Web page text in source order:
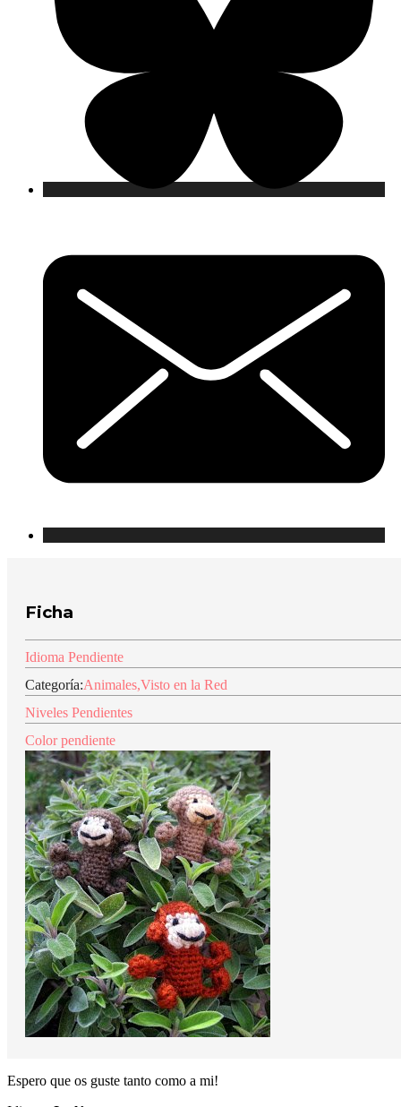
Ficha
Idioma Pendiente
Categoría:Animales,Visto en la Red
Niveles Pendientes
Color pendiente
Espero que os guste tanto como a mi!